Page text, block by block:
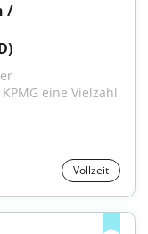
/
eine Vielzahl
Vollzeit